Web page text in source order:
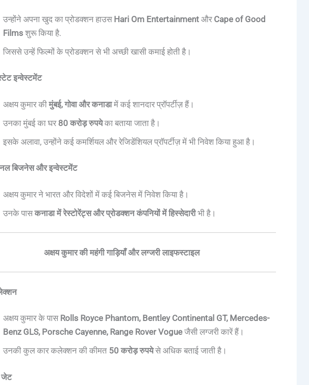
उन्होंने अपना खुद का प्रोडक्शन हाउस Hari Om Entertainmentऔर Cape of Good
Filmsशुरू किया है.
जिससे उन्हें फिल्मों के प्रोडक्शन से भी अच्छी खासी कमाई होती है।
इन्वेस्टमेंट
अक्षय कुमार की मुंबई, गोवा और कनाडामें कई शानदार प्रॉपर्टीज़ हैं।
उनका मुंबई का घर 80 करोड़ रुपयेका बताया जाता है।
इसके अलावा, उन्होंने कई कमर्शियल और रेजिडेंशियल प्रॉपर्टीज़ में भी निवेश किया हुआ है।
बिजनेस और इन्वेस्टमेंट
अक्षय कुमार ने भारत और विदेशों में कई बिजनेस में निवेश किया है।
उनके पासकनाडा में रेस्टोरेंट्स और प्रोडक्शन कंपनियों में हिस्सेदारीभी है।
अक्षय कुमार की महंगी गाड़ियाँ और लग्जरी लाइफस्टाइल
अक्षय कुमार के पास Rolls Royce Phantom, Bentley Continental GT, Mercedes-
Benz GLS, Porsche Cayenne, Range Rover Vogueजैसी लग्जरी कारें हैं।
उनकी कुल कार कलेक्शन की कीमत 50 करोड़ रुपयेसे अधिक बताई जाती है।
जेट